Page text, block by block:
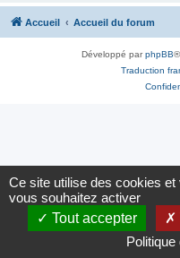
Accueil Accueil du forum
Développé parphpBB
Traduction
Ce site utilise des cookies
vous souhaitez activer
Tout accepter
Politique